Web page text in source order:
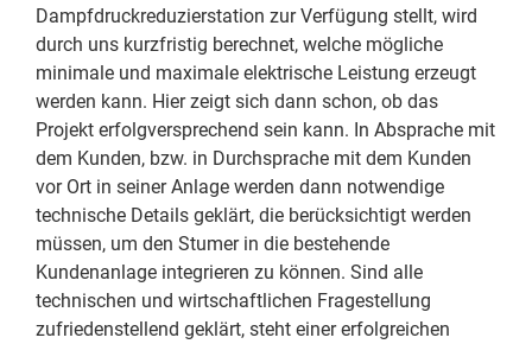
Dampfdruckreduzierstation zur Verfügung stellt, wird
durch uns kurzfristig berechnet, welche mögliche
minimale und maximale elektrische Leistung erzeugt
werden kann. Hier zeigt sich dann schon, ob das
Projekt erfolgversprechend sein kann. In Absprache mit
dem Kunden, bzw. in Durchsprache mit dem Kunden
vor Ort in seiner Anlage werden dann notwendige
technische Details geklärt, die berücksichtigt werden
müssen, um den Stumer in die bestehende
Kundenanlage integrieren zu können. Sind alle
technischen und wirtschaftlichen Fragestellung
zufriedenstellend geklärt, steht einer erfolgreichen